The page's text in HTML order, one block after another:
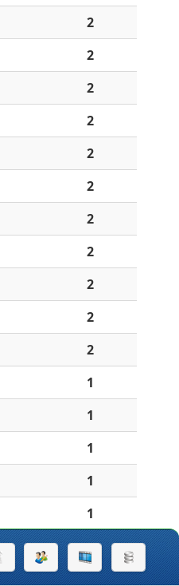
2
2
2
2
2
2
2
2
2
2
2
1
1
1
1
1
1
1